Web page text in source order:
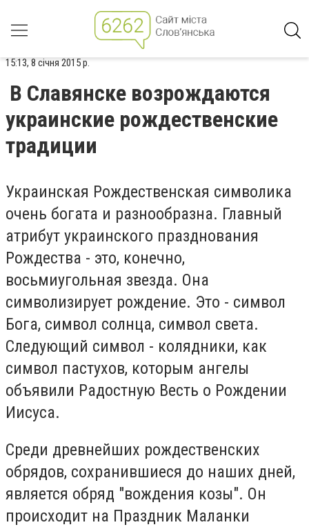
15:13, 8 січня 2015 р.
В Славянске возрождаются
украинские рождественские
традиции
Украинская Рождественская символика
очень богата и разнообразна. Главный
атрибут украинского празднования
Рождества - это, конечно,
восьмиугольная звезда. Она
символизирует рождение. Это - символ
Бога, символ солнца, символ света.
Следующий символ - колядники, как
символ пастухов, которым ангелы
объявили Радостную Весть о Рождении
Иисуса.
Среди древнейших рождественских
обрядов, сохранившиеся до наших дней,
является обряд "вождения козы". Он
происходит на Праздник Маланки